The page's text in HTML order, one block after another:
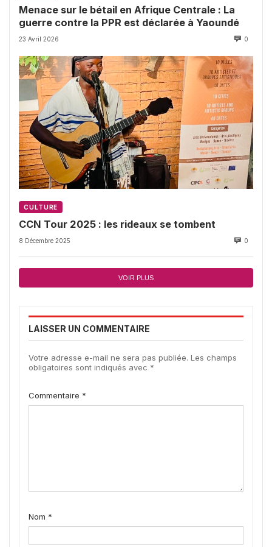
Menace sur le bétail en Afrique Centrale : La
guerre contre la PPR est déclarée à Yaoundé
23 Avril 2026 0
CULTURE
CCN Tour 2025 : les rideaux se tombent
8 Décembre 2025 0
VOIR PLUS
LAISSER UN COMMENTAIRE
Votre adresse e-mail ne sera pas publiée. Les champs
obligatoires sont indiqués avec *
Commentaire *
Nom *